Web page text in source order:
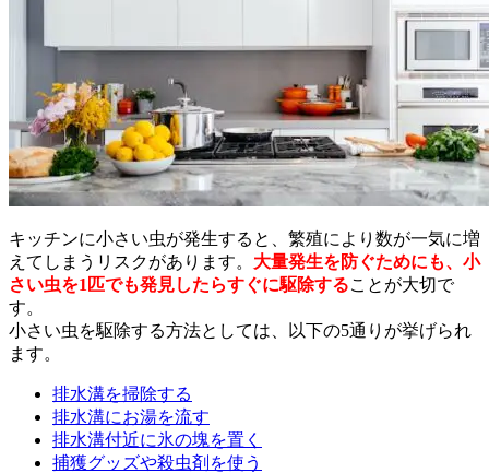
キッチンに小さい虫が発生すると、繁殖により数が一気に増
えてしまうリスクがあります。 大量発生を防ぐためにも、小
さい虫を1匹でも発見したらすぐに駆除することが大切で
す。
小さい虫を駆除する方法としては、以下の5通りが挙げられ
ます。
排水溝を掃除する
排水溝にお湯を流す
排水溝付近に氷の塊を置く
捕獲グッズや殺虫剤を使う